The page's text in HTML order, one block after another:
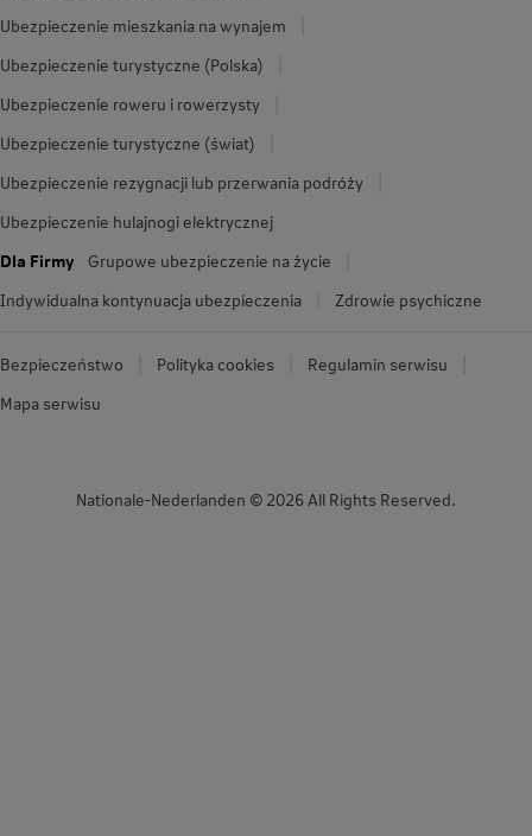
Ubezpieczenie mieszkania na wynajem
Ubezpieczenie turystyczne (Polska)
Ubezpieczenie roweru i rowerzysty
Ubezpieczenie turystyczne (świat)
Ubezpieczenie rezygnacji lub przerwania podróży
Ubezpieczenie hulajnogi elektrycznej
Dla Firmy
Grupowe ubezpieczenie na życie
Indywidualna kontynuacja ubezpieczenia
Zdrowie psychiczne
Bezpieczeństwo Polityka cookies
Regulamin serwisu
Mapa serwisu
Nationale-Nederlanden © 2026 All Rights Reserved.